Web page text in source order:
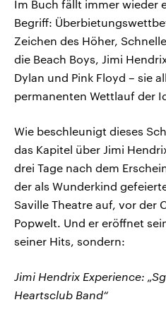
Im Buch fällt immer wieder
Begriff:
Zeichen des Höher,
die Beach Boys, Jimi
Dylan und Pink Floyd – sie
permanenten Wettlauf der
Wie beschleunigt dieses
das Kapitel über Jimi
drei Tage nach dem
der als Wunderkind
Saville Theatre auf, vor der
Popwelt. Und er eröffnet
seiner Hits, sondern:
Jimi Hendrix Experience:
Heartsclub Band“